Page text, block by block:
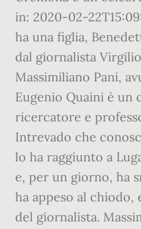
in: 2020-02-
ha una figlia,
dal giornalista
Massimiliano Pani,
Eugenio Quaini è un
ricercatore e
Intrevado che
lo ha raggiunto a
e, per un giorno, ha
ha appeso al chiodo,
del giornalista.